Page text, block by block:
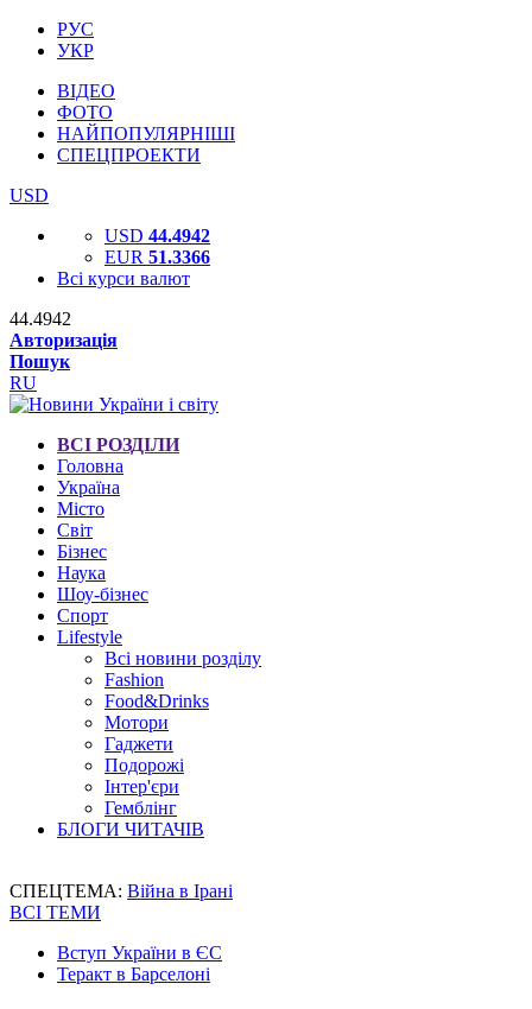
РУС
УКР
ВІДЕО
ФОТО
НАЙПОПУЛЯРНІШІ
СПЕЦПРОЕКТИ
USD
USD 44.4942
EUR 51.3366
Всі курси валют
44.4942
Авторизація
Пошук
RU
ВСІ РОЗДІЛИ
Головна
Україна
Місто
Світ
Бізнес
Наука
Шоу-бізнес
Спорт
Lifestyle
Всі новини розділу
Fashion
Food&Drinks
Мотори
Гаджети
Подорожі
Інтер'єри
Гемблінг
БЛОГИ ЧИТАЧІВ
СПЕЦТЕМА: Війна в Ірані
ВСІ ТЕМИ
Вступ України в ЄС
Теракт в Барселоні